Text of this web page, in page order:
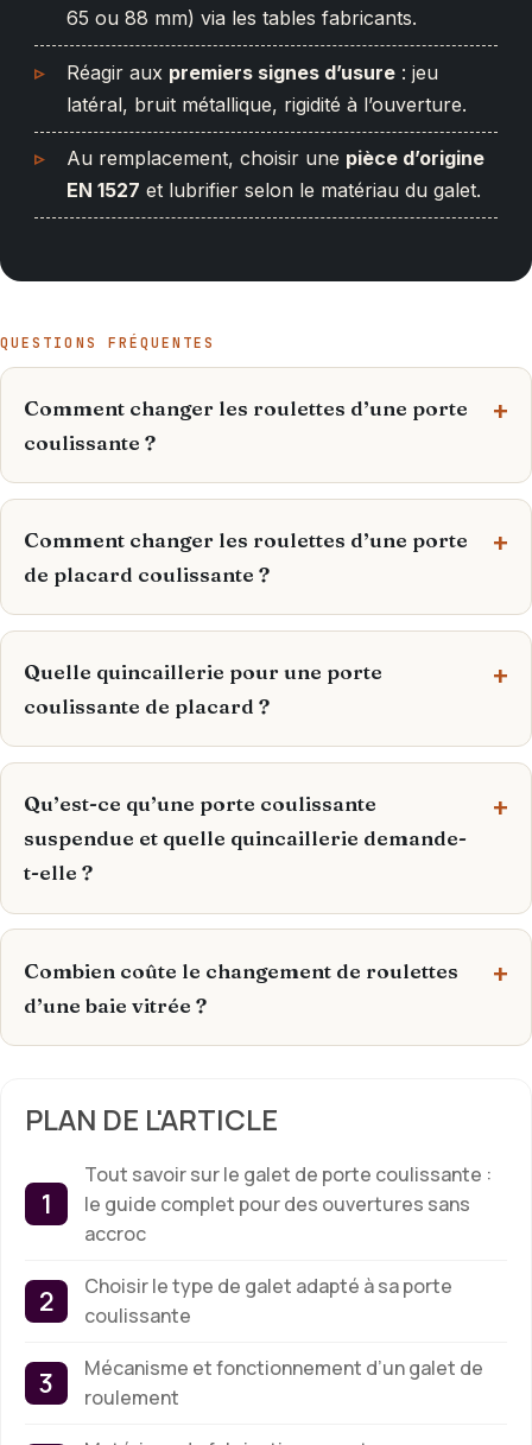
65 ou 88 mm) via les tables fabricants.
Réagir aux premiers signes d’usure: jeu
latéral, bruit métallique, rigidité à l’ouverture.
Au remplacement, choisir une pièce d’origine
EN 1527 et lubrifier selon le matériau du galet.
QUESTIONS FRÉQUENTES
Comment changer les roulettes d’une porte
coulissante ?
Comment changer les roulettes d’une porte
de placard coulissante ?
Quelle quincaillerie pour une porte
coulissante de placard ?
Qu’est-ce qu’une porte coulissante
suspendue et quelle quincaillerie demande-
t-elle ?
Combien coûte le changement de roulettes
d’une baie vitrée ?
PLAN DE L'ARTICLE
Tout savoir sur le galet de porte coulissante :
le guide complet pour des ouvertures sans
accroc
Choisir le type de galet adapté à sa porte
coulissante
Mécanisme et fonctionnement d’un galet de
roulement